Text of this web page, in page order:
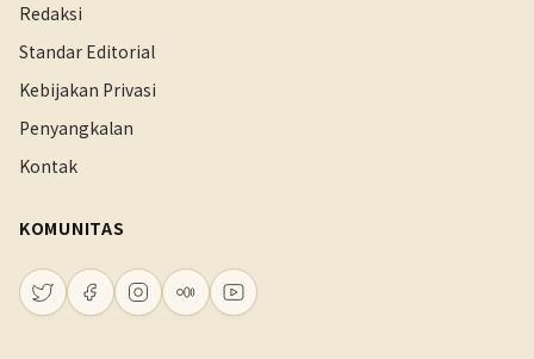
Redaksi
Standar Editorial
Kebijakan Privasi
Penyangkalan
Kontak
KOMUNITAS